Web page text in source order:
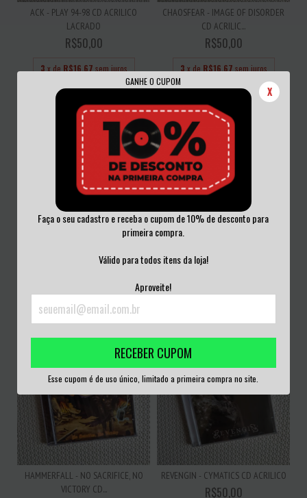
GANHE O CUPOM
X
Faça o seu cadastro e receba o cupom de 10% de desconto para
primeira compra.
Válido para todos itens da loja!
Aproveite!
RECEBER CUPOM
Esse cupom é de uso único, limitado a primeira compra no site.
ACK - PLAY 94-98 CD ACRILICO
LACRADO
R$50,00
3 x de R$16,67 sem juros
CHAOSFEAR - IMAGE OF DISORDER
CD ACRILIC...
R$50,00
3 x de R$16,67 sem juros
ACRILICO
CD DUPLO...
HAMMERFALL - NO SACRIFICE, NO
VICTORY CD...
REVENGIN - CYMATICS CD ACRILICO
R$50,00